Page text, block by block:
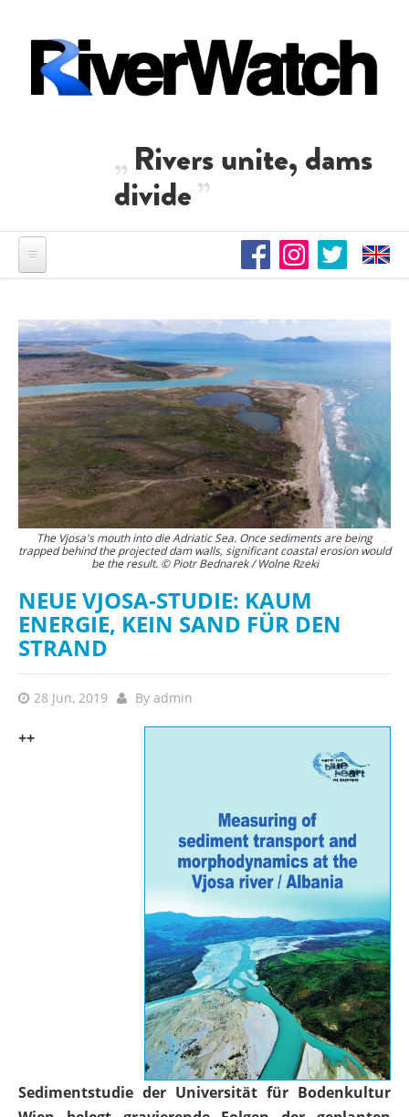
Rivers unite, dams
divide
The Vjosa's mouth into die Adriatic Sea. Once sediments are being
trapped behind the projected dam walls, significant coastal erosion would
be the result. © Piotr Bednarek / Wolne Rzeki
NEUE VJOSA-STUDIE: KAUM
ENERGIE, KEIN SAND FÜR DEN
STRAND
28 Jun, 2019 By admin
++
Sedimentstudie der Universität für Bodenkultur